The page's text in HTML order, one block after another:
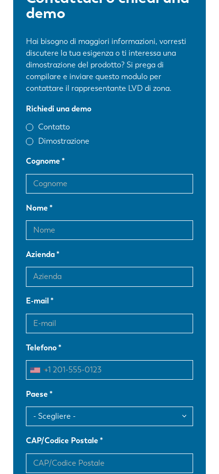
demo
Hai bisogno di maggiori informazioni, vorresti
discutere la tua esigenza o ti interessa una
dimostrazione del prodotto? Si prega di
compilare e inviare questo modulo per
contattare il rappresentante LVD di zona.
Richiedi una demo
Contatto
Dimostrazione
Cognome
Nome
Azienda
E-mail
Telefono
Paese
CAP/Codice Postale